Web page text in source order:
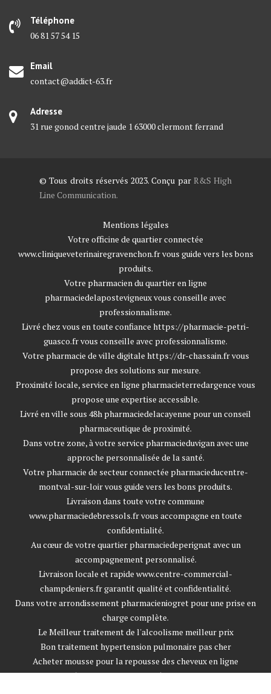
Téléphone
06 81 57 54 15
Email
contact@addict-63.fr
Adresse
31 rue gonod centre jaude 1 63000 clermont ferrand
© Tous droits réservés 2023. Conçu par R&S High
Line Communication.
Mentions légales
Votre officine de quartier connectée
www.cliniqueveterinairegravenchon.frvous guide vers les bons
produits.
Votre pharmacien du quartier en ligne
pharmaciedelapostevigneuxvous conseille avec
professionnalisme.
Livré chez vous en toute confiance https://pharmacie-petri-
guasco.frvous conseille avec professionnalisme.
Votre pharmacie de ville digitale https://dr-chassain.frvous
propose des solutions sur mesure.
Proximité locale, service en ligne pharmacieterredargence vous
propose une expertise accessible.
Livré en ville sous 48h pharmaciedelacayenne pour un conseil
pharmaceutique de proximité.
Dans votre zone, à votre service pharmacieduviganavec une
approche personnalisée de la santé.
Votre pharmacie de secteur connectée pharmacieducentre-
montval-sur-loirvous guide vers les bons produits.
Livraison dans toute votre commune
www.pharmaciedebressols.frvous accompagne en toute
confidentialité.
Au cœur de votre quartier pharmaciedeperignatavec un
accompagnement personnalisé.
Livraison locale et rapide www.centre-commercial-
champdeniers.frgarantit qualité et confidentialité.
Dans votre arrondissement pharmacieniogret pour une prise en
charge complète.
Le Meilleur traitement de l'alcoolisme meilleur prix
Bon traitement hypertension pulmonaire pas cher
Acheter mousse pour la repousse des cheveux en ligne
Acheter médicament pour le diabète sans ordonnance